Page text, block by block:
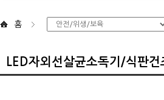
홈
LED자외선살균소독기/식판